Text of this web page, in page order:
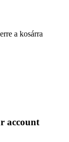
a kosárra
account